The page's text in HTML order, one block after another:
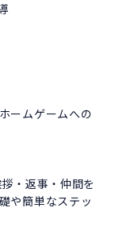
ームゲームへの
・返事・仲間を
や簡単なステッ